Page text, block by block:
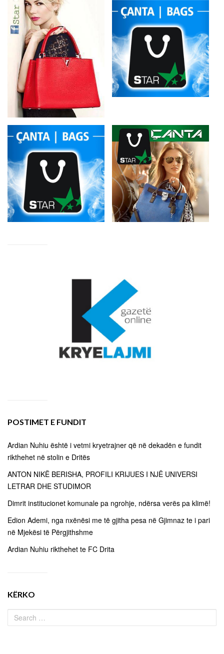
POSTIMET E FUNDIT
Ardian Nuhiu është i vetmi kryetrajner që në dekadën e fundit
rikthehet në stolin e Dritës
ANTON NIKË BERISHA, PROFILI KRIJUES I NJË UNIVERSI
LETRAR DHE STUDIMOR
Dimrit institucionet komunale pa ngrohje, ndërsa verës pa klimë!
Edion Ademi, nga nxënësi me të gjitha pesa në Gjimnaz te i pari
në Mjekësi të Përgjithshme
Ardian Nuhiu rikthehet te FC Drita
KËRKO